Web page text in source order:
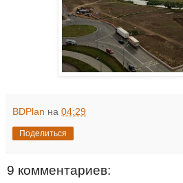
BDPlan на 04:29
Поделиться
9 комментариев: